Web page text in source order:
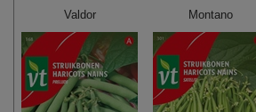
Valdor Montano